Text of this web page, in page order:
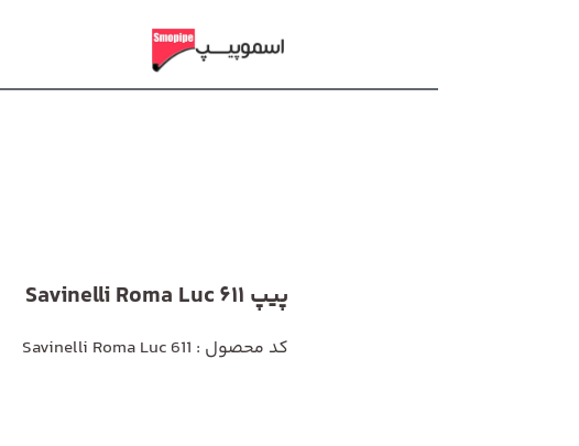
پیپ Savinelli Roma Luc 611
کد محصول : Savinelli Roma Luc 611